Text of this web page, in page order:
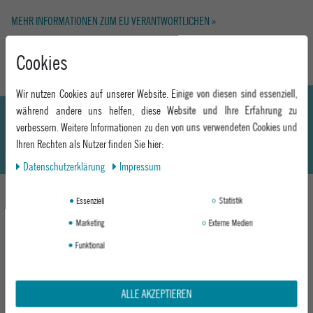
MEHR INFORMATIONEN ZUM EU VERANTWORTLICHEN »
DAS KÖNNTE DIR AUCH GEFALLEN
Cookies
Wir nutzen Cookies auf unserer Website. Einige von diesen sind essenziell,
während andere uns helfen, diese Website und Ihre Erfahrung zu
verbessern. Weitere Informationen zu den von uns verwendeten Cookies und
Ihren Rechten als Nutzer finden Sie hier:
Daten­schutz­erklärung
Impressum
Essenziell
Statistik
Marketing
Externe Medien
Funktional
ALLE AKZEPTIEREN